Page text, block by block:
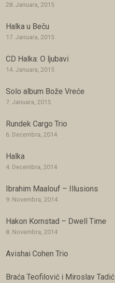
28. Januara, 2015
Halka u Beču
17. Januara, 2015
CD Halka: O ljubavi
14. Januara, 2015
Solo album Bože Vreće
7. Januara, 2015
Rundek Cargo Trio
6. Decembra, 2014
Halka
4. Decembra, 2014
Ibrahim Maalouf – Illusions
9. Novembra, 2014
Hakon Kornstad – Dwell Time
8. Novembra, 2014
Avishai Cohen Trio
Braća Teofilović i Miroslav Tadić